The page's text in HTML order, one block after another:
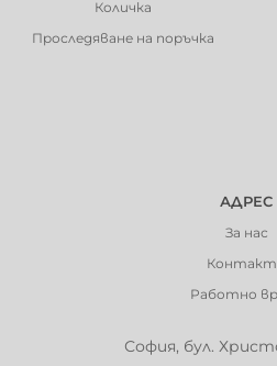
Количка
Проследяване на поръчка
АДРЕС
За нас
Работно
София, бул.